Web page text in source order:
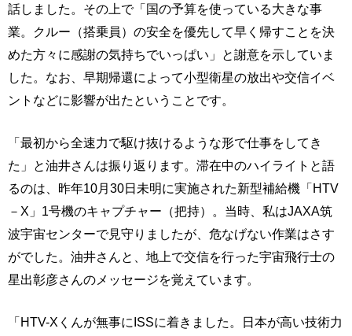
話しました。その上で「国の予算を使っている大きな事
業。クルー（搭乗員）の安全を優先して早く帰すことを決
めた方々に感謝の気持ちでいっぱい」と謝意を示していま
した。なお、早期帰還によって小型衛星の放出や交信イベ
ントなどに影響が出たということです。
「最初から全速力で駆け抜けるような形で仕事をしてき
た」と油井さんは振り返ります。滞在中のハイライトと語
るのは、昨年10月30日未明に実施された新型補給機「HTV
－X」1号機のキャプチャー（把持）。当時、私はJAXA筑
波宇宙センターで見守りましたが、危なげない作業はさす
がでした。油井さんと、地上で交信を行った宇宙飛行士の
星出彰彦さんのメッセージを覚えています。
「HTV-Xくんが無事にISSに着きました。日本が高い技術力